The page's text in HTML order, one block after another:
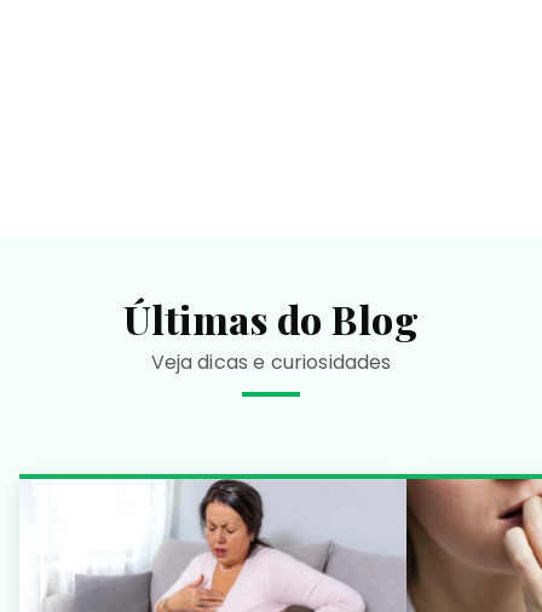
Últimas do Blog
Veja dicas e curiosidades